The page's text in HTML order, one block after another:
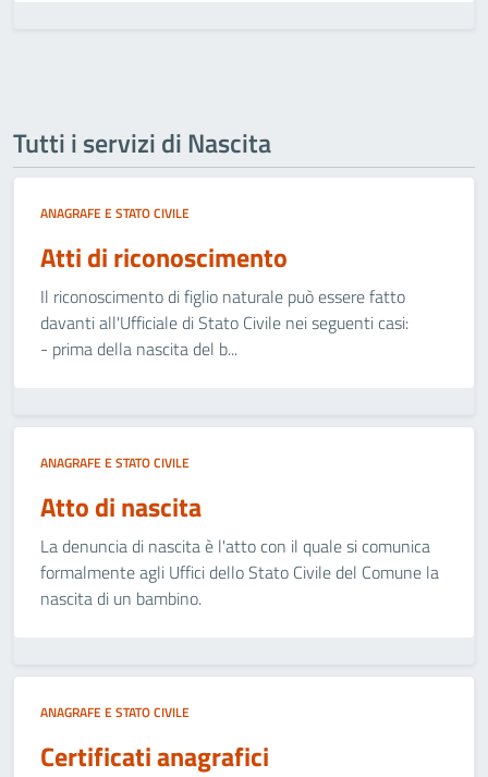
Tutti i servizi di Nascita
ANAGRAFE E STATO CIVILE
Atti di riconoscimento
Il riconoscimento di figlio naturale può essere fatto
davanti all'Ufficiale di Stato Civile nei seguenti casi:
- prima della nascita del b...
ANAGRAFE E STATO CIVILE
Atto di nascita
La denuncia di nascita è l'atto con il quale si comunica
formalmente agli Uffici dello Stato Civile del Comune la
nascita di un bambino.
ANAGRAFE E STATO CIVILE
Certificati anagrafici